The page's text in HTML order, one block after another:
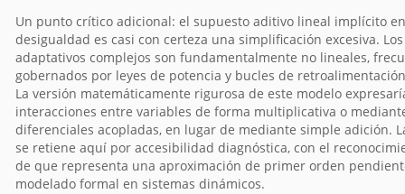
Un punto crítico adicional: el supuesto aditivo lineal implícito
desigualdad es casi con certeza una simplificación excesiva.
adaptativos complejos son fundamentalmente no lineales,
gobernados por leyes de potencia y bucles de
La versión matemáticamente rigurosa de este modelo
interacciones entre variables de forma multiplicativa o
diferenciales acopladas, en lugar de mediante simple adición.
se retiene aquí por accesibilidad diagnóstica, con el
de que representa una aproximación de primer orden
modelado formal en sistemas dinámicos.